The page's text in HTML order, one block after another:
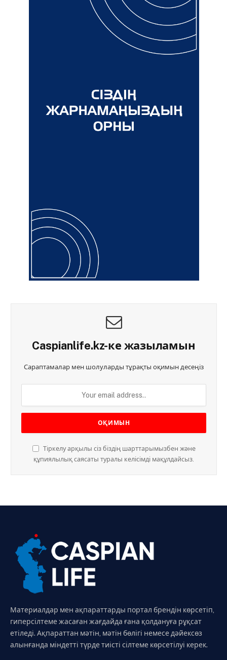
Caspianlife.kz-ке жазыламын
Сараптамалар мен шолуларды тұрақты оқимын десеңіз
Тіркелу арқылы сіз біздің шарттарымызбен және
құпиялылық саясаты туралы келісімді мақұлдайсыз.
Материалдар мен ақпараттарды портал брендін көрсетіп,
гиперсілтеме жасаған жағдайда ғана қолдануға рұқсат
етіледі. Ақпараттан мәтін, мәтін бөлігі немесе дәйексөз
алынғанда міндетті түрде тиісті сілтеме көрсетілуі керек.